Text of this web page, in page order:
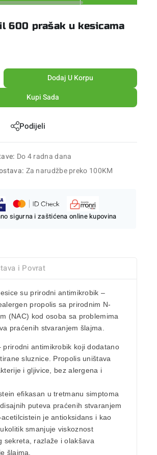
600 prašak u kesicama
Dodaj U Korpu
Kupi Sada
Podijeli
Do 4 radna dana
Za narudžbe preko 100KM
sigurna i zaštićena online kupovina
i Povrat
su prirodni antimikrobik –
propolis sa prirodnim N-
(NAC) kod osoba sa problemima
praćenih stvaranjem šlajma.
prirodni antimikrobik koji dodatano
sluznice. Propolis uništava
i gljivice, bez alergena i
efikasan u tretmanu simptoma
puteva praćenih stvaranjem
je antioksidans i kao
smanjuje viskoznost
sekreta, razlaže i olakšava
šlajma.